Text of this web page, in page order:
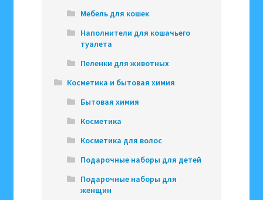
Мебель для кошек
Наполнители для кошачьего
туалета
Пеленки для животных
Косметика и бытовая химия
Бытовая химия
Косметика
Косметика для волос
Подарочные наборы для детей
Подарочные наборы для
женщин